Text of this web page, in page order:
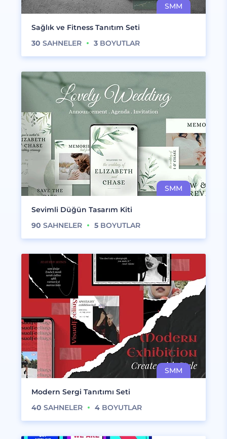
Sağlık ve Fitness Tanıtım Seti
30 SAHNELER 3 BOYUTLAR
Sevimli Düğün Tasarım Kiti
90 SAHNELER 5 BOYUTLAR
Modern Sergi Tanıtımı Seti
40 SAHNELER 4 BOYUTLAR